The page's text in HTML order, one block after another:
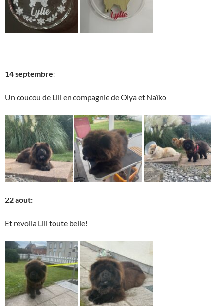
14 septembre:
Un coucou de Lili en compagnie de Olya et Naïko
22 août:
Et revoila Lili toute belle!